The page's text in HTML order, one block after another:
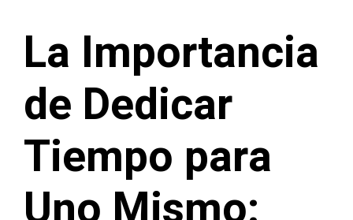
La Importancia
de Dedicar
Tiempo para